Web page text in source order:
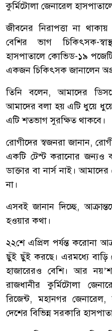
কুর্মিটোলা জেনারেল
জীবনের নিরাপত্তা না
বেশির ভাগ চিকিৎসক-
হাসপাতালে কোভিড-১৯
একজন চিকিৎসক জানালেন
তিনি বলেন, আমাদের
আমাদের বলা হয় এটি ধুয়ে
এটি শতভাগ সুরক্ষিত থাকবে।
রোগীদের স্বজনরা জানান,
একটি টেস্ট করানোর জন্যও
ডাক্তার বা নার্স নাই।
না।
এসবই জানান দিচ্ছে,
হওয়ার কথা।
২২শে এপ্রিল পর্যন্ত করোনা
ছুঁই ছুঁই করছে। এরমধ্যে বাড়ি
হাজারেরও বেশি। আর
রাজধানীর কুর্মিটোলা
রিজেন্ট, মহানগর জেনারেল,
দেশের বিভিন্ন সরকারি